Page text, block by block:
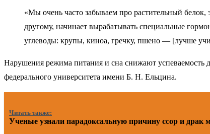
«Мы очень часто забываем про растительный
другому, начинает вырабатывать специальные
углеводы: крупы, киноа, гречку, пшено — [лучше
Нарушения режима питания и сна снижают успеваемость
федерального университета имени Б. Н. Ельцина.
Читать также:
Ученые узнали парадоксальную причину ссор и драк